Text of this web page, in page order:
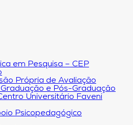
em Pesquisa – CEP
Própria de Avaliação
e Pós-Graduação
Universitário Faveni
Psicopedagógico